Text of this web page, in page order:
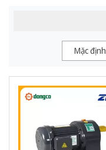
Mặc định